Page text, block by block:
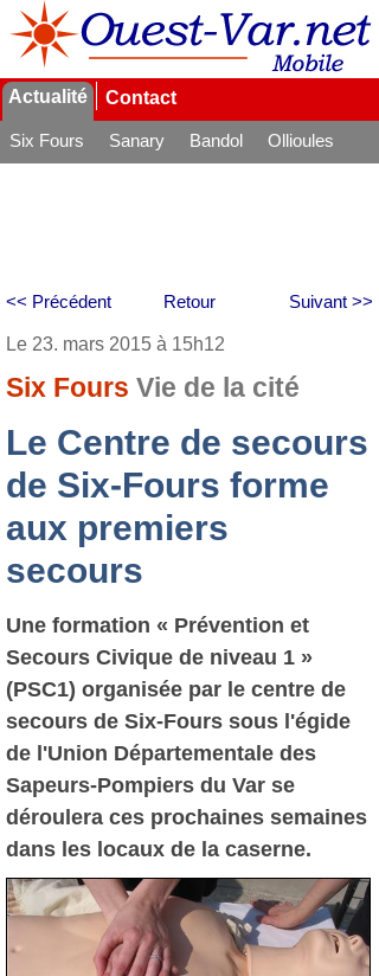
Actualité Contact
Six Fours Sanary Bandol
Ollioules
Retour
<< Précédent Suivant >>
Le 23. mars 2015 à 15h12
Six Fours Vie de la cité
Le Centre de secours
de Six-Fours forme
aux premiers
secours
Une formation « Prévention et
Secours Civique de niveau 1 »
(PSC1) organisée par le centre de
secours de Six-Fours sous l'égide
de l'Union Départementale des
Sapeurs-Pompiers du Var se
déroulera ces prochaines semaines
dans les locaux de la caserne.